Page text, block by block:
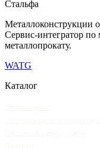
Стальфа
Металлоконструкции
Сервис-интегратор по
металлопрокату.
WATG
Каталог